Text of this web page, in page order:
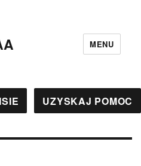
MENU
UZYSKAJ POMOC